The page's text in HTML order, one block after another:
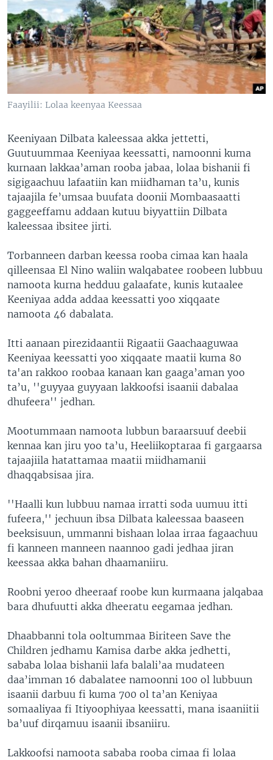
Faayilii: Lolaa keenyaa Keessaa
Keeniyaan Dilbata kaleessaa akka jettetti,
Guutuummaa Keeniyaa keessatti, namoonni kuma
kurnaan lakkaa’aman rooba jabaa, lolaa bishanii fi
sigigaachuu lafaatiin kan miidhaman ta’u, kunis
tajaajila fe’umsaa buufata doonii Mombaasaatti
gaggeeffamu addaan kutuu biyyattiin Dilbata
kaleessaa ibsitee jirti.
Torbanneen darban keessa rooba cimaa kan haala
qilleensaa El Nino waliin walqabatee roobeen lubbuu
namoota kurna hedduu galaafate, kunis kutaalee
Keeniyaa adda addaa keessatti yoo xiqqaate
namoota 46 dabalata.
Itti aanaan pirezidaantii Rigaatii Gaachaaguwaa
Keeniyaa keessatti yoo xiqqaate maatii kuma 80
ta'an rakkoo roobaa kanaan kan gaaga’aman yoo
ta’u, ''guyyaa guyyaan lakkoofsi isaanii dabalaa
dhufeera'' jedhan.
Mootummaan namoota lubbun baraarsuuf deebii
kennaa kan jiru yoo ta’u, Heeliikoptaraa fi gargaarsa
tajaajiila hatattamaa maatii miidhamanii
dhaqqabsisaa jira.
''Haalli kun lubbuu namaa irratti soda uumuu itti
fufeera,'' jechuun ibsa Dilbata kaleessaa baaseen
beeksisuun, ummanni bishaan lolaa irraa fagaachuu
fi kanneen manneen naannoo gadi jedhaa jiran
keessaa akka bahan dhaamaniiru.
Roobni yeroo dheeraaf roobe kun kurmaana jalqabaa
bara dhufuutti akka dheeratu eegamaa jedhan.
Dhaabbanni tola ooltummaa Biriteen Save the
Children jedhamu Kamisa darbe akka jedhetti,
sababa lolaa bishanii lafa balali’aa mudateen
daa’imman 16 dabalatee namoonni 100 ol lubbuun
isaanii darbuu fi kuma 700 ol ta’an Keniyaa
somaaliyaa fi Itiyoophiyaa keessatti, mana isaaniitii
ba’uuf dirqamuu isaanii ibsaniiru.
Lakkoofsi namoota sababa rooba cimaa fi lolaa